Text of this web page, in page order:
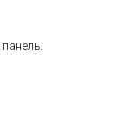
панель.